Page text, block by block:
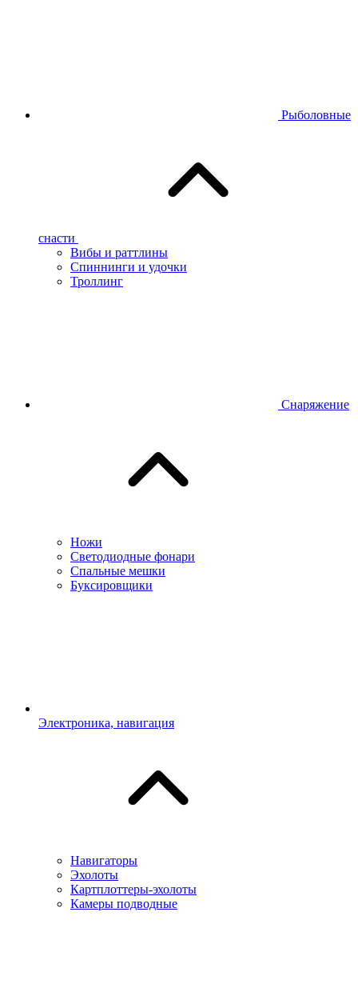
Рыболовные
снасти
Вибы и раттлины
Спиннинги и удочки
Троллинг
Снаряжение
Ножи
Светодиодные фонари
Спальные мешки
Буксировщики
Электроника, навигация
Навигаторы
Эхолоты
Картплоттеры-эхолоты
Камеры подводные